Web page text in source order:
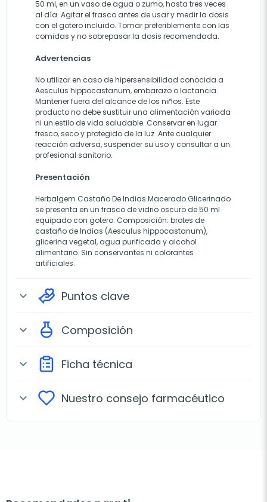
50 ml, en un vaso de agua o zumo, hasta tres veces
al día. Agitar el frasco antes de usar y medir la dosis
con el gotero incluido. Tomar preferiblemente con las
comidas y no sobrepasar la dosis recomendada.
Advertencias
No utilizar en caso de hipersensibilidad conocida a
Aesculus hippocastanum, embarazo o lactancia.
Mantener fuera del alcance de los niños. Este
producto no debe sustituir una alimentación variada
ni un estilo de vida saludable. Conservar en lugar
fresco, seco y protegido de la luz. Ante cualquier
reacción adversa, suspender su uso y consultar a un
profesional sanitario.
Presentación
Herbalgem Castaño De Indias Macerado Glicerinado
se presenta en un frasco de vidrio oscuro de 50 ml
equipado con gotero. Composición: brotes de
castaño de Indias (Aesculus hippocastanum),
glicerina vegetal, agua purificada y alcohol
alimentario. Sin conservantes ni colorantes
artificiales.
expand_more Puntos clave
expand_more Composición
expand_more Ficha técnica
expand_more Nuestro consejo farmacéutico